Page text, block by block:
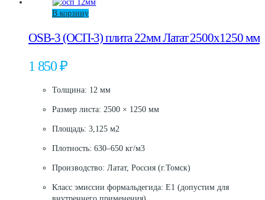
В корзину
OSB-3 (ОСП-3) плита 22мм Латат 2500х1250 мм
1 850₽
Толщина: 12 мм
Размер листа: 2500 × 1250 мм
Площадь: 3,125 м2
Плотность: 630–650 кг/м3
Производство: Латат, Россия (г.Томск)
Класс эмиссии формальдегида: E1 (допустим для